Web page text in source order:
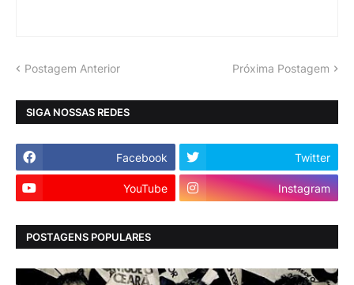
Postagem Anterior Próxima Postagem
SIGA NOSSAS REDES
Facebook Twitter
YouTube Instagram
POSTAGENS POPULARES